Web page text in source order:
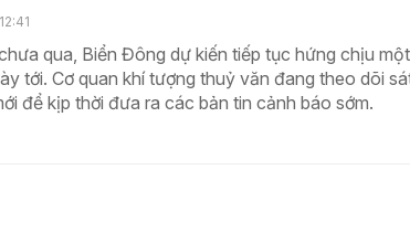
qua, Biển Đông dự kiến tiếp tục hứng chịu
tới. Cơ quan khí tượng thuỷ văn đang theo dõi
để kịp thời đưa ra các bản tin cảnh báo sớm.